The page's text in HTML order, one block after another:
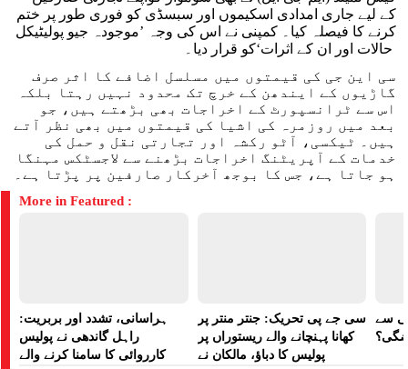
کے لیے جاری امدادی اسکیموں اور سبسڈی کو فوری طور پر ختم
کرنے کا فیصلہ کیا۔ کمپنی نے اس کی وجہ ’موجودہ جیو پولیٹیکل
حالات اور ان کے اثرات‘کو قرار دیا۔
سی این جی کی قیمتوں میں مسلسل اضافے کا اثر صرف
گاڑیوں کے ایندھن کے خرچ تک محدود نہیں رہتا بلکہ
اس سے ٹرانسپورٹ کے اخراجات بھی بڑھتے ہیں، جو
بعد میں روزمرہ کی اشیا کی قیمتوں میں بھی نظر آتے
ہیں۔ ٹیکسی، آٹو رکشہ اور تجارتی نقل و حمل کی
خدمات کے آپریٹنگ اخراجات بڑھنے سے لاجسٹکس مہنگا
ہو جاتا ہے، جس کا بوجھ آخرکار صارفین پر پڑتا ہے۔
More in Featured :
ہراسانی، تشدد اور بربریت:
راہل گاندھی نے پولیس
کارروائی کا سامنا کرنے والے
سی جے پی تحریک: جنتر منتر پر
کھانا پہنچانے والے ریستوراں پر
پولیس کا دباؤ، مالکان نے
سے